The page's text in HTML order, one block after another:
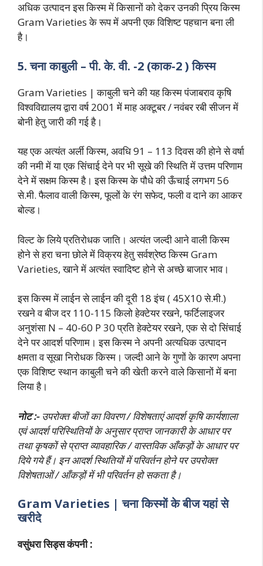
अधिक उत्पादन इस किस्म में किसानों को देकर उनकी प्रिय किस्म
Gram Varieties के रूप में अपनी एक विशिष्ट पहचान बना ली
है।
5. चना काबुली – पी. के. वी. -2 (काक-2 ) किस्म
Gram Varieties | काबुली चने की यह किस्म पंजाबराव कृषि
विश्वविद्यालय द्वारा वर्ष 2001 में माह अक्टूबर / नवंबर रबी सीजन में
बोनी हेतु जारी की गई है।
यह एक अत्यंत अर्ली किस्म, अवधि 91 – 113 दिवस की होने से वर्षा
की नमी में या एक सिंचाई देने पर भी सूखे की स्थिति में उत्तम परिणाम
देने में सक्षम किस्म है। इस किस्म के पौधे की ऊँचाई लगभग 56
से.मी. फैलाव वाली किस्म, फूलों के रंग सफेद, फली व दाने का आकर
बोल्ड।
विल्ट के लिये प्रतिरोधक जाति। अत्यंत जल्दी आने वाली किस्म
होने से हरा चना छोले में विक्रय हेतु सर्वश्रेष्ठ किस्म Gram
Varieties, खाने में अत्यंत स्वादिष्ट होने से अच्छे बाजार भाव।
इस किस्म में लाईन से लाईन की दूरी 18 इंच ( 45X10 से.मी.)
रखने व बीज दर 110-115 किलो हेक्टेयर रखने, फर्टिलाइजर
अनुशंसा N – 40-60 P 30 प्रति हेक्टेयर रखने, एक से दो सिंचाई
देने पर आदर्श परिणाम। इस किस्म ने अपनी अत्यधिक उत्पादन
क्षमता व सूखा निरोधक किस्म। जल्दी आने के गुणों के कारण अपना
एक विशिष्ट स्थान काबुली चने की खेती करने वाले किसानों में बना
लिया है।
नोट :-उपरोक्त बीजों का विवरण / विशेषताएं आदर्श कृषि कार्यशाला
एवं आदर्श परिस्थितियों के अनुसार प्राप्त जानकारी के आधार पर
तथा कृषकों से प्राप्त व्यावहारिक / वास्तविक आँकड़ों के आधार पर
दिये गये हैं। इन आदर्श स्थितियों में परिवर्तन होने पर उपरोक्त
विशेषताओं / आँकड़ों में भी परिवर्तन हो सकता है।
Gram Varieties | चना किस्मों के बीज यहां से
खरीदे
वसुंधरा सिड्स कंपनी :